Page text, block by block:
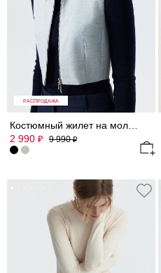
РАСПРОДАЖА
2 990 ₽ 9 990₽